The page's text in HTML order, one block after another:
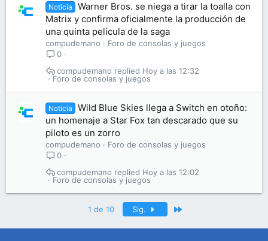
Noticia
Warner Bros. se niega a tirar la toalla con
Matrix y confirma oficialmente la producción de
una quinta película de la saga
compudemano
Foro de consolas y juegos
0
Foro de consolas y juegos
Hoy a las 12:32
compudemano
Noticia
Wild Blue Skies llega a Switch en otoño:
un homenaje a Star Fox tan descarado que su
piloto es un zorro
compudemano
Foro de consolas y juegos
0
Foro de consolas y juegos
Hoy a las 12:02
compudemano
1 de 10 Sig.